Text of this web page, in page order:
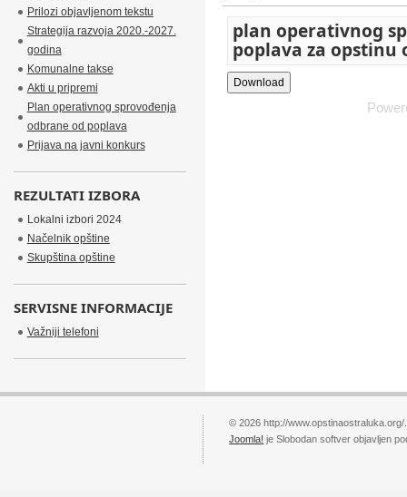
plan operativnog
poplava za opstinu
Prilozi objavljenom tekstu
Strategija razvoja 2020.-2027.
godina
Komunalne takse
Akti u pripremi
Plan operativnog sprovođenja
odbrane od poplava
Prijava na javni konkurs
REZULTATI IZBORA
Lokalni izbori 2024
Načelnik opštine
Skupština opštine
SERVISNE INFORMACIJE
Važniji telefoni
© 2026 http://
Joomla! je Slobodan softver objavljen